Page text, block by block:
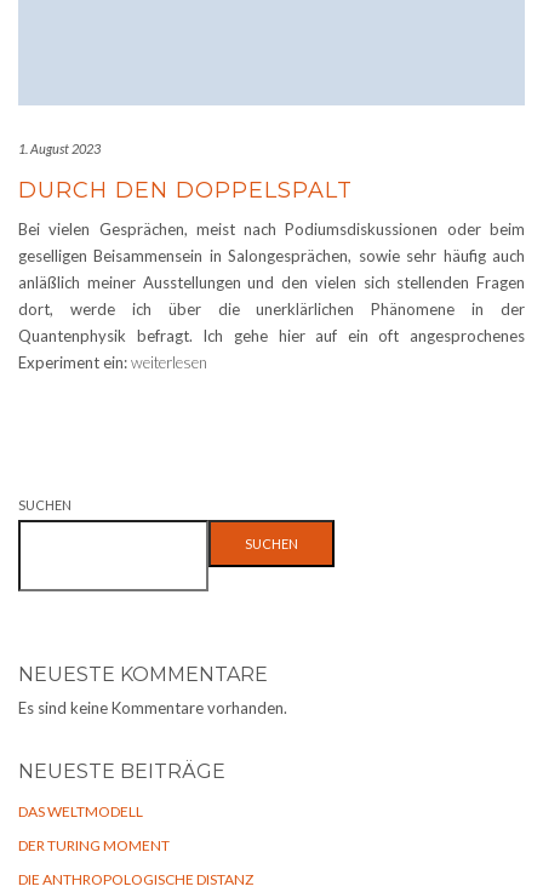
1. August 2023
DURCH DEN DOPPELSPALT
Bei vielen Gesprächen, meist nach Podiumsdiskussionen oder beim
geselligen Beisammensein in Salongesprächen, sowie sehr häufig auch
anläßlich meiner Ausstellungen und den vielen sich stellenden Fragen
dort, werde ich über die unerklärlichen Phänomene in der
Quantenphysik befragt. Ich gehe hier auf ein oft angesprochenes
Experiment ein:weiterlesen
SUCHEN
SUCHEN
NEUESTE KOMMENTARE
Es sind keine Kommentare vorhanden.
NEUESTE BEITRÄGE
DAS WELTMODELL
DER TURING MOMENT
DIE ANTHROPOLOGISCHE DISTANZ